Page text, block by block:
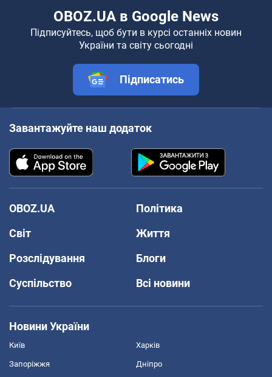
OBOZ.UA в Google News
Підписуйтесь, щоб бути в курсі останніх новин
України та світу сьогодні
Підписатись
Завантажуйте наш додаток
OBOZ.UA
Політика
Світ
Життя
Розслідування
Блоги
Суспільство
Всі новини
Новини України
Київ Харків
Запоріжжя Дніпро